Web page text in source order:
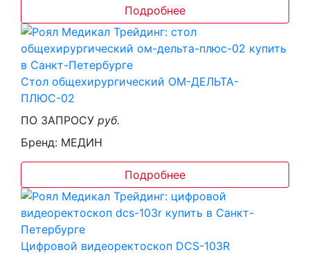
Подробнее
Стол общехирургический ОМ-ДЕЛЬТА-
ПЛЮС-02
ПО ЗАПРОСУ руб.
Бренд: МЕДИН
Подробнее
Цифровой видеоректоскоп DCS-103R